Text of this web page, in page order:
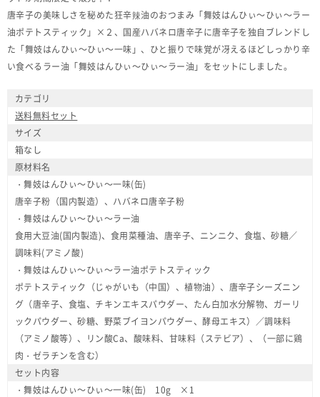
唐辛子の美味しさを秘めた狂辛辣油のおつまみ「舞妓はんひぃ～ひぃ～ラー
油ポテトスティック」×２、国産ハバネロ唐辛子に唐辛子を独自ブレンドし
た「舞妓はんひぃ～ひぃ～一味」、ひと振りで味覚が冴えるほどしっかり辛
い食べるラー油「舞妓はんひぃ～ひぃ～ラー油」をセットにしました。
カテゴリ
送料無料セット
サイズ
箱なし
原材料名
・舞妓はんひぃ～ひぃ～一味(缶)
唐辛子粉（国内製造）、ハバネロ唐辛子粉
・舞妓はんひぃ～ひぃ～ラー油
食用大豆油(国内製造)、食用菜種油、唐辛子、ニンニク、食塩、砂糖／
調味料(アミノ酸)
・舞妓はんひぃ～ひぃ～ラー油ポテトスティック
ポテトスティック（じゃがいも（中国）、植物油）、唐辛子シーズニン
グ（唐辛子、食塩、チキンエキスパウダー、たん白加水分解物、ガーリ
ックパウダー、砂糖、野菜ブイヨンパウダー、酵母エキス）／調味料
（アミノ酸等）、リン酸Ca、酸味料、甘味料（ステビア）、（一部に鶏
肉・ゼラチンを含む）
セット内容
・舞妓はんひぃ～ひぃ～一味(缶) 10g ×1